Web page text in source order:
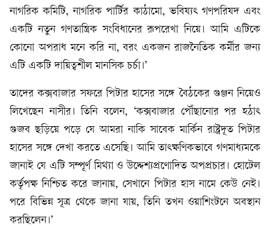
নাগরিক কমিটি, নাগরিক পার্টির কাঠামো, ভবিষ্যৎ গণপরিষদ এবং
একটি নতুন গণতান্ত্রিক সংবিধানের রূপরেখা নিয়ে। আমি এটিকে
কোনো অপরাধ মনে করি না, বরং একজন রাজনৈতিক কর্মীর জন্য
এটি একটি দায়িত্বশীল মানসিক চর্চা।’
তাদের কক্সবাজার সফরে পিটার হাসের সঙ্গে বৈঠকের গুঞ্জন নিয়েও
লিখেছেন নাসীর। তিনি বলেন, ‘কক্সবাজার পৌঁছানোর পর হঠাৎ
গুজব ছড়িয়ে পড়ে যে আমরা নাকি সাবেক মার্কিন রাষ্ট্রদূত পিটার
হাসের সঙ্গে দেখা করতে এসেছি। আমি তাৎক্ষণিকভাবে গণমাধ্যমকে
জানাই যে এটি সম্পূর্ণ মিথ্যা ও উদ্দেশ্যপ্রণোদিত অপপ্রচার। হোটেল
কর্তৃপক্ষ নিশ্চিত করে জানায়, সেখানে পিটার হাস নামে কেউ নেই।
পরে বিভিন্ন সূত্র থেকে জানা যায়, তিনি তখন ওয়াশিংটনে অবস্থান
করছিলেন।’